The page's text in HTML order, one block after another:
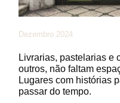
Dezembro 2024
Livrarias, pastelarias e
outros, não faltam
Lugares com histórias
passar do tempo.